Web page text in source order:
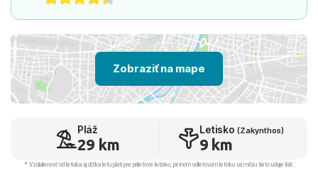
Zobraziť na mape
Pláž
29 km
Letisko (Zakynthos)
9 km
* Vzdialenosť od letiska aj dľžka letu platí pre príletové letisko, pri inom odletovom letisku sa môžu tieto údaje líšiť.